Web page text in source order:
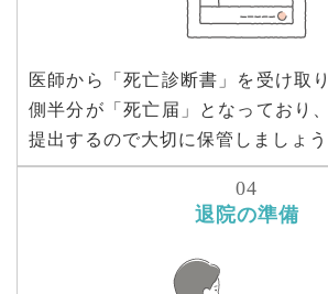
医師から「死亡診断書」を受け取
側半分が「死亡届」となっており
提出するので大切に保管しましょう
退院の準備